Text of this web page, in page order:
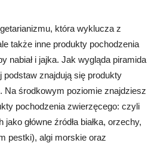
która wyklucza z
także inne produkty pochodzenia
nabiał i jajka. Jak wygląda piramida
podstaw znajdują się produkty
Na środkowym poziomie znajdziesz
pochodzenia zwierzęcego: czyli
główne źródła białka, orzechy,
pestki), algi morskie oraz